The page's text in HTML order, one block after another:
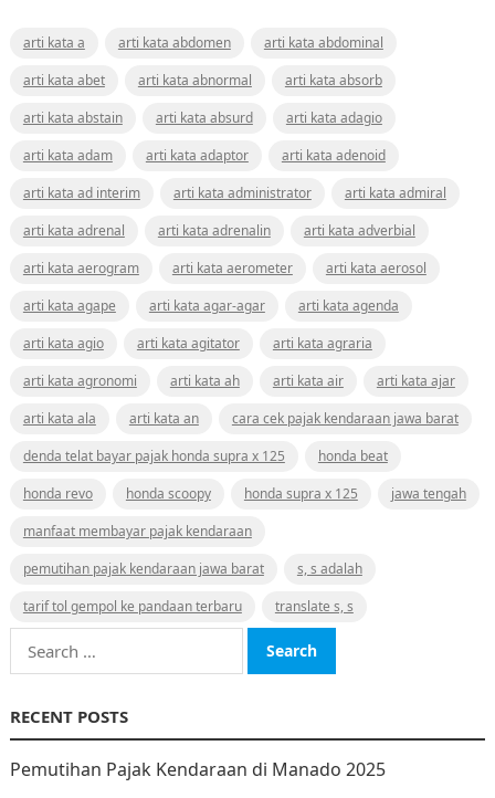
arti kata a arti kata abdomen
arti kata abdominal
arti kata abet
arti kata abnormal
arti kata absorb
arti kata abstain
arti kata absurd
arti kata adagio
arti kata adam
arti kata adaptor
arti kata adenoid
arti kata ad interim
arti kata administrator
arti kata admiral
arti kata adrenal
arti kata adrenalin
arti kata adverbial
arti kata aerogram
arti kata aerometer
arti kata aerosol
arti kata agape
arti kata agar-agar
arti kata agenda
arti kata agio
arti kata agitator
arti kata agraria
arti kata agronomi
arti kata ah arti kata air
arti kata ajar
arti kata ala
arti kata an
cara cek pajak kendaraan jawa barat
denda telat bayar pajak honda supra x 125
honda beat
honda revo
honda scoopy honda supra x 125
jawa tengah
manfaat membayar pajak kendaraan
pemutihan pajak kendaraan jawa barat
s, s adalah
tarif tol gempol ke pandaan terbaru
translate s, s
Search
for:
RECENT POSTS
Pemutihan Pajak Kendaraan di Manado 2025